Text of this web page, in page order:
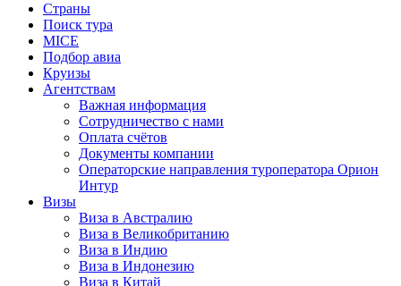
Страны
Поиск тура
MICE
Подбор авиа
Круизы
Агентствам
Важная информация
Сотрудничество с нами
Оплата счётов
Документы компании
Операторские направления туроператора Орион
Интур
Визы
Виза в Австралию
Виза в Великобританию
Виза в Индию
Виза в Индонезию
Виза в Китай